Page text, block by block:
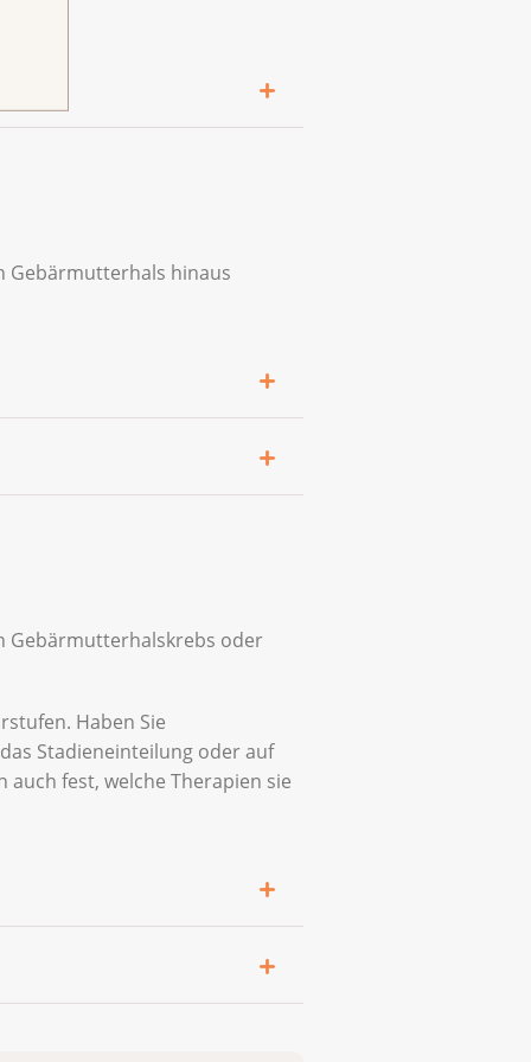
Veränderungen
wieder auf. Ihre
Gebärmutterhals hinaus
Ihr Behandlungsteam
Dabei untersucht die
und die chirurgischen
Die Ärztin entnimmt
Gebärmutterhalskrebs oder
Haben Sie
Stadieneinteilung oder auf
auch fest, welche Therapien sie
Zellen
Krebsvorstufe